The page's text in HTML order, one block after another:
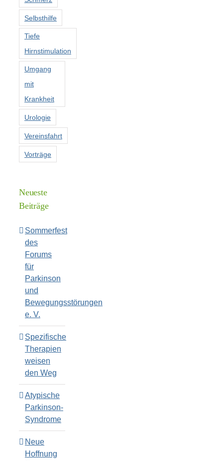
Selbsthilfe
Tiefe
Hirnstimulation
Umgang
mit
Krankheit
Urologie
Vereinsfahrt
Vorträge
Neueste
Beiträge
Sommerfest
des
Forums
für
Parkinson
und
Bewegungsstörungen
e. V.
Spezifische
Therapien
weisen
den Weg
Atypische
Parkinson-
Syndrome
Neue
Hoffnung